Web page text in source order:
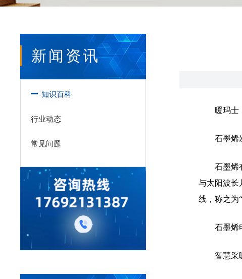
新闻资讯
知识百科
行业动态
常见问题
暖玛士
石墨烯
石墨烯
与太阳波长
线，称之为
石墨烯
智慧采